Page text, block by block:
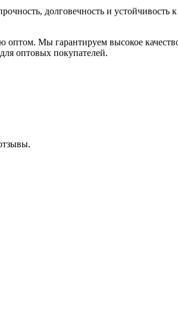
долговечность и
Мы гарантируем высокое
оптовых покупателей.